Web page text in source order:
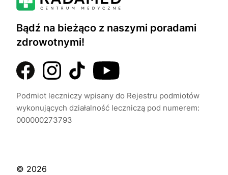
Bądź na bieżąco z naszymi poradami
zdrowotnymi!
Podmiot leczniczy wpisany do Rejestru podmiotów
wykonujących działalność leczniczą pod numerem:
000000273793
© 2026